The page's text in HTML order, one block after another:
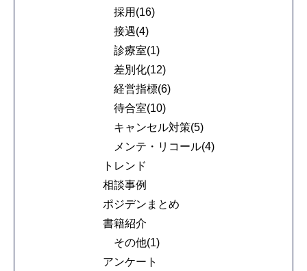
採用(16)
接遇(4)
診療室(1)
差別化(12)
経営指標(6)
待合室(10)
キャンセル対策(5)
メンテ・リコール(4)
トレンド
相談事例
ポジデンまとめ
書籍紹介
その他(1)
アンケート